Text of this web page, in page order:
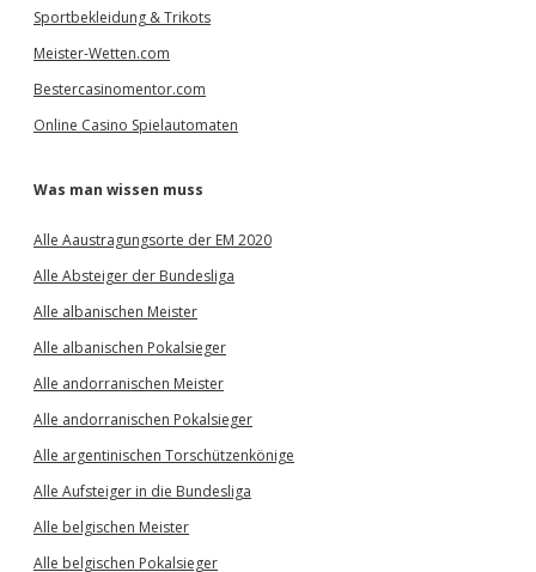
Sportbekleidung & Trikots
Meister-Wetten.com
Bestercasinomentor.com
Online Casino Spielautomaten
Was man wissen muss
Alle Aaustragungsorte der EM 2020
Alle Absteiger der Bundesliga
Alle albanischen Meister
Alle albanischen Pokalsieger
Alle andorranischen Meister
Alle andorranischen Pokalsieger
Alle argentinischen Torschützenkönige
Alle Aufsteiger in die Bundesliga
Alle belgischen Meister
Alle belgischen Pokalsieger